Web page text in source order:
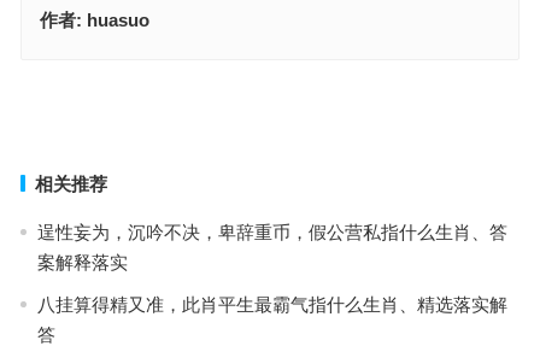
作者: huasuo
相关推荐
逞性妄为，沉吟不决，卑辞重币，假公营私指什么生肖、答
案解释落实
八挂算得精又准，此肖平生最霸气指什么生肖、精选落实解
答